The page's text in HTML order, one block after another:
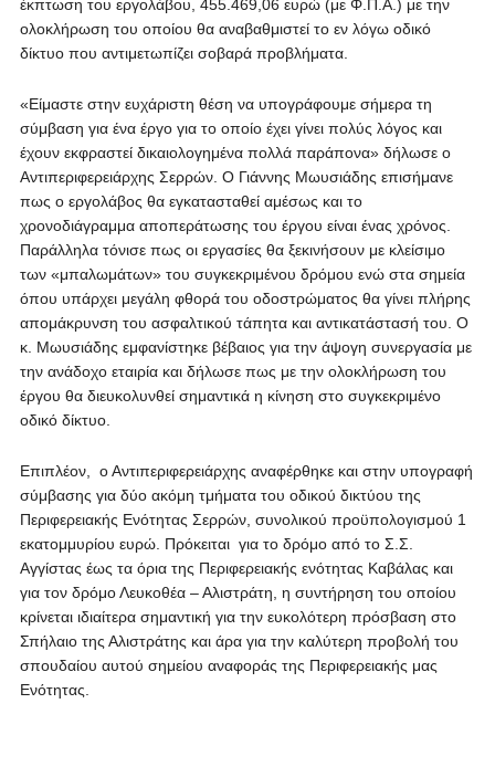
έκπτωση του εργολάβου, 455.469,06 ευρώ (με Φ.Π.Α.) με την
ολοκλήρωση του οποίου θα αναβαθμιστεί το εν λόγω οδικό
δίκτυο που αντιμετωπίζει σοβαρά προβλήματα.
«Είμαστε στην ευχάριστη θέση να υπογράφουμε σήμερα τη
σύμβαση για ένα έργο για το οποίο έχει γίνει πολύς λόγος και
έχουν εκφραστεί δικαιολογημένα πολλά παράπονα» δήλωσε ο
Αντιπεριφερειάρχης Σερρών. Ο Γιάννης Μωυσιάδης επισήμανε
πως ο εργολάβος θα εγκατασταθεί αμέσως και το
χρονοδιάγραμμα αποπεράτωσης του έργου είναι ένας χρόνος.
Παράλληλα τόνισε πως οι εργασίες θα ξεκινήσουν με κλείσιμο
των «μπαλωμάτων» του συγκεκριμένου δρόμου ενώ στα σημεία
όπου υπάρχει μεγάλη φθορά του οδοστρώματος θα γίνει πλήρης
απομάκρυνση του ασφαλτικού τάπητα και αντικατάστασή του. Ο
κ. Μωυσιάδης εμφανίστηκε βέβαιος για την άψογη συνεργασία με
την ανάδοχο εταιρία και δήλωσε πως με την ολοκλήρωση του
έργου θα διευκολυνθεί σημαντικά η κίνηση στο συγκεκριμένο
οδικό δίκτυο.
Επιπλέον, ο Αντιπεριφερειάρχης αναφέρθηκε και στην υπογραφή
σύμβασης για δύο ακόμη τμήματα του οδικού δικτύου της
Περιφερειακής Ενότητας Σερρών, συνολικού προϋπολογισμού 1
εκατομμυρίου ευρώ. Πρόκειται για το δρόμο από το Σ.Σ.
Αγγίστας έως τα όρια της Περιφερειακής ενότητας Καβάλας και
για τον δρόμο Λευκοθέα – Αλιστράτη, η συντήρηση του οποίου
κρίνεται ιδιαίτερα σημαντική για την ευκολότερη πρόσβαση στο
Σπήλαιο της Αλιστράτης και άρα για την καλύτερη προβολή του
σπουδαίου αυτού σημείου αναφοράς της Περιφερειακής μας
Ενότητας.